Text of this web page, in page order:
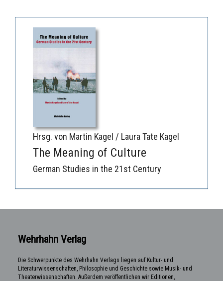
Hrsg. von Martin Kagel / Laura Tate Kagel
The Meaning of Culture
German Studies in the 21st Century
Wehrhahn Verlag
Die Schwerpunkte des Wehrhahn Verlags liegen auf Kultur- und
Literaturwissenschaften, Philosophie und Geschichte sowie Musik- und
Theaterwissenschaften. Außerdem veröffentlichen wir Editionen,